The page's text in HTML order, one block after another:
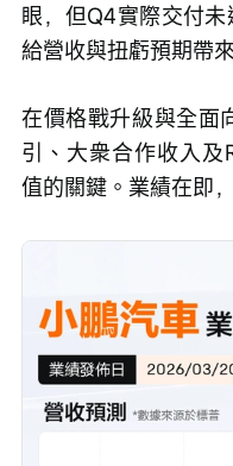
眼，但Q4實際交付
給營收與扭虧預期帶
在價格戰升級與全面
引、大衆合作收入及
值的關鍵。業績在即